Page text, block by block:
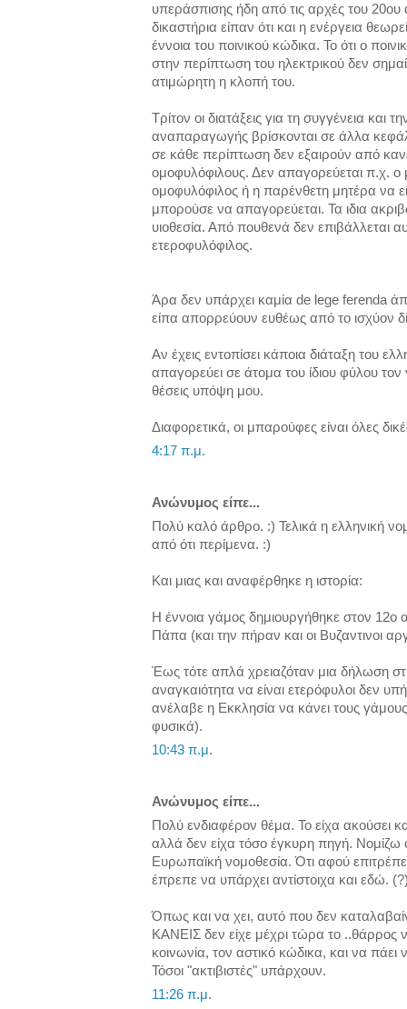
υπεράσπισης ήδη από τις αρχές του 20ου
δικαστήρια είπαν ότι και η ενέργεια
έννοια του ποινικού κώδικα. Το ότι ο
στην περίπτωση του ηλεκτρικού δεν
ατιμώρητη η κλοπή του.
Τρίτον οι διατάξεις για τη συγγένεια και
αναπαραγωγής βρίσκονται σε άλλα
σε κάθε περίπτωση δεν εξαιρούν από
ομοφυλόφιλους. Δεν απαγορεύεται π.χ. ο
ομοφυλόφιλος ή η παρένθετη μητέρα να
μπορούσε να απαγορεύεται. Τα ιδια
υιοθεσία. Από πουθενά δεν επιβάλλεται
ετεροφυλόφιλος.
Άρα δεν υπάρχει καμία de lege ferenda
είπα απορρεύουν ευθέως από το ισχύον
Αν έχεις εντοπίσει κάποια διάταξη του
απαγορεύει σε άτομα του ίδιου φύλου
θέσεις υπόψη μου.
Διαφορετικά, οι μπαρούφες είναι όλες
4:17 π.μ.
Ανώνυμος είπε...
Πολύ καλό άρθρο. :) Τελικά η ελληνική
από ότι περίμενα. :)
Και μιας και αναφέρθηκε η ιστορία:
Η έννοια γάμος δημιουργήθηκε στον
Πάπα (και την πήραν και οι Βυζαντινοι
Έως τότε απλά χρειαζόταν μια δήλωση
αναγκαιότητα να είναι ετερόφυλοι δεν
ανέλαβε η Εκκλησία να κάνει τους
φυσικά).
10:43 π.μ.
Ανώνυμος είπε...
Πολύ ενδιαφέρον θέμα. Το είχα ακούσει
αλλά δεν είχα τόσο έγκυρη πηγή. Νομίζω
Ευρωπαϊκή νομοθεσία. Ότι αφού
έπρεπε να υπάρχει αντίστοιχα και εδώ.
Όπως και να χει, αυτό που δεν
ΚΑΝΕΙΣ δεν είχε μέχρι τώρα το ..θάρρος
κοινωνία, τον αστικό κώδικα, και να πάει
Τόσοι "ακτιβιστές" υπάρχουν.
11:26 π.μ.